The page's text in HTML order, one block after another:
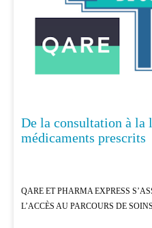
De la consultation à la
médicaments prescrits
QARE ET PHARMA EXPRESS
L’ACCÈS AU PARCOURS DE